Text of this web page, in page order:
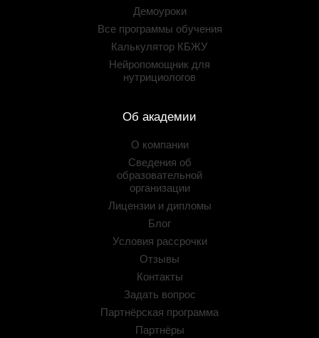
Демоуроки
Все программы обучения
Калькулятор КБЖУ
Нейропомощник для
нутрициологов
Об академии
О компании
Сведения об
образовательной
организации
Лицензии и дипломы
Блог
Условия рассрочки
Отзывы
Контакты
Задать вопрос
Партнёрская программа
Партнёры